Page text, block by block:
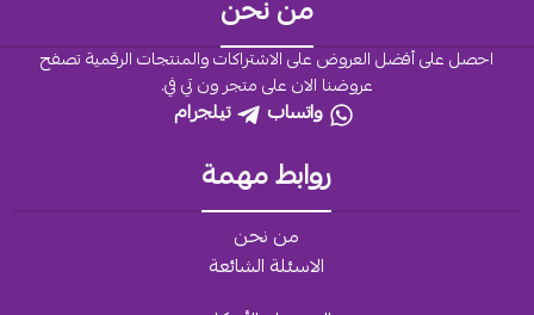
من نحن
احصل على أفضل العروض على الاشتراكات والمنتجات الرقمية تصفح
عروضنا الان على متجر ون تي في.
واتساب تيلجرام
روابط مهمة
من نحن
الاسئلة الشائعة